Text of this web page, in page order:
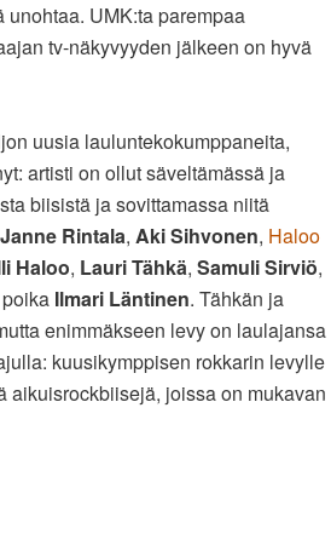
UMK:ta parempaa
tv-näkyvyyden jälkeen on hyvä
uusia lauluntekokumppaneita,
artisti on ollut säveltämässä ja
biisistä ja sovittamassa niitä
Janne Rintala, Aki Sihvonen, Haloo
Haloo, Lauri Tähkä, Samuli Sirviö,
Ilmari Läntinen. Tähkän ja
enimmäkseen levy on laulajansa
kuusikymppisen rokkarin levylle
joissa on mukavan